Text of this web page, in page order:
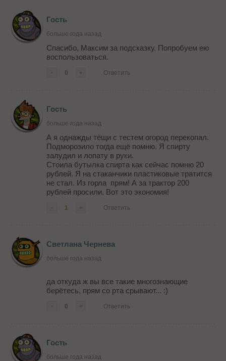
Гость
больше года назад
Спасибо, Максим за подсказку. Попробуем ею
воспользоваться.
0 Ответить
Гость
больше года назад
А я однажды тёщи с тестем огород перекопал.
Подморозило тогда ещё помню. Я спирту
залудил и лопату в руки.
Стоила бутылка спирта как сейчас помню 20
рублей. Я на стаканчики пластиковые тратится
не стал. Из горла прям! А за трактор 200
рублей просили. Вот это экономия!
1 Ответить
Светлана Чернева
больше года назад
да откуда ж вы все такие многознающие
берётесь, прям со рта срывают... :)
0 Ответить
Гость
больше года назад